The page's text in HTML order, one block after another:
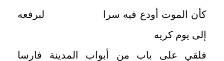
كأن الموت أودع فيه سرا لبرفعه
إلى يوم كريه
فلقي على باب من أبواب المدينة فارسا